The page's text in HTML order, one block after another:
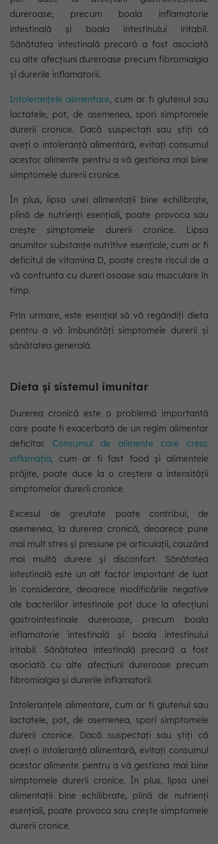
dureroase, precum boala inflamatorie
intestinală și boala intestinului iritabil.
Sănătatea intestinală precară a fost asociată
cu alte afecțiuni dureroase precum fibromialgia
și durerile inflamatorii.
Intoleranțele alimentare, cum ar fi glutenul sau
lactatele, pot, de asemenea, spori simptomele
durerii cronice. Dacă suspectați sau știți că
aveți o intoleranță alimentară, evitați consumul
acestor alimente pentru a vă gestiona mai bine
simptomele durerii cronice.
În plus, lipsa unei alimentații bine echilibrate,
plină de nutrienți esențiali, poate provoca sau
crește simptomele durerii cronice. Lipsa
anumitor substanțe nutritive esențiale, cum ar fi
deficitul de vitamina D, poate crește riscul de a
vă confrunta cu dureri osoase sau musculare în
timp.
Prin urmare, este esențial să vă regândiți dieta
pentru a vă îmbunătăți simptomele durerii și
sănătatea generală.
Dieta și sistemul imunitar
Durerea cronică este o problemă importantă
care poate fi exacerbată de un regim alimentar
deficitar.Consumul de alimente care cresc
inflamația, cum ar fi fast food și alimentele
prăjite, poate duce la o creștere a intensității
simptomelor durerii cronice.
Excesul de greutate poate contribui, de
asemenea, la durerea cronică, deoarece pune
mai mult stres și presiune pe articulații, cauzând
mai multă durere și disconfort. Sănătatea
intestinală este un alt factor important de luat
în considerare, deoarece modificările negative
ale bacteriilor intestinale pot duce la afecțiuni
gastrointestinale dureroase, precum boala
inflamatorie intestinală și boala intestinului
iritabil. Sănătatea intestinală precară a fost
asociată cu alte afecțiuni dureroase precum
fibromialgia și durerile inflamatorii.
Intoleranțele alimentare, cum ar fi glutenul sau
lactatele, pot, de asemenea, spori simptomele
durerii cronice. Dacă suspectați sau știți că
aveți o intoleranță alimentară, evitați consumul
acestor alimente pentru a vă gestiona mai bine
simptomele durerii cronice. În plus, lipsa unei
alimentații bine echilibrate, plină de nutrienți
esențiali, poate provoca sau crește simptomele
durerii cronice.